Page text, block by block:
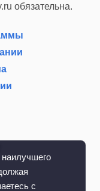
с
обязательна.